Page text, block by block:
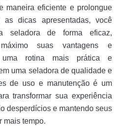
maneira eficiente e prolongue
dicas apresentadas, você
seladora de forma eficaz,
suas vantagens e
uma rotina mais prática e
uma seladora de qualidade e
de uso e manutenção é um
transformar sua experiência
desperdícios e mantendo seus
mais tempo.